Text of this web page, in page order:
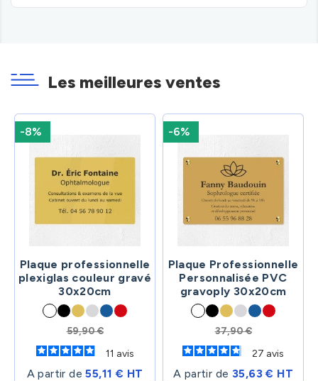
Les meilleures ventes
Plaque professionnelle
plexiglas couleur gravé
30x20cm
59,90 €
11 avis
A partir de55,11 € HT
-8%
Plaque Professionnelle
Personnalisée PVC
gravoply 30x20cm
37,90 €
27 avis
A partir de 35,63 € HT
-6%